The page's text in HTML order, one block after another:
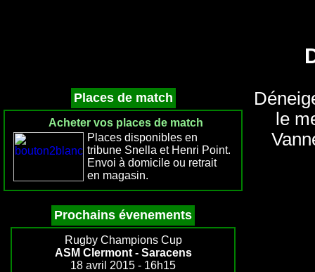
Places de match
Acheter vos places de match
Places disponibles en
tribune Snella et Henri Point.
Envoi à domicile ou retrait
en magasin.
Prochains évenements
Rugby Champions Cup
ASM Clermont - Saracens
18 avril 2015 - 16h15
le